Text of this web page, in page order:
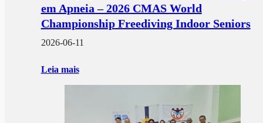
em Apneia – 2026 CMAS World
Championship Freediving Indoor Seniors
2026-06-11
Leia mais